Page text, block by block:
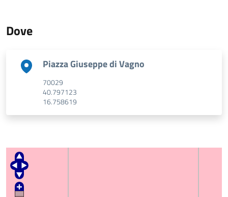
Dove
Indirizzo
Piazza Giuseppe di Vagno
CAP
70029
GPS Latitude
40.797123
GPS Longitude
16.758619